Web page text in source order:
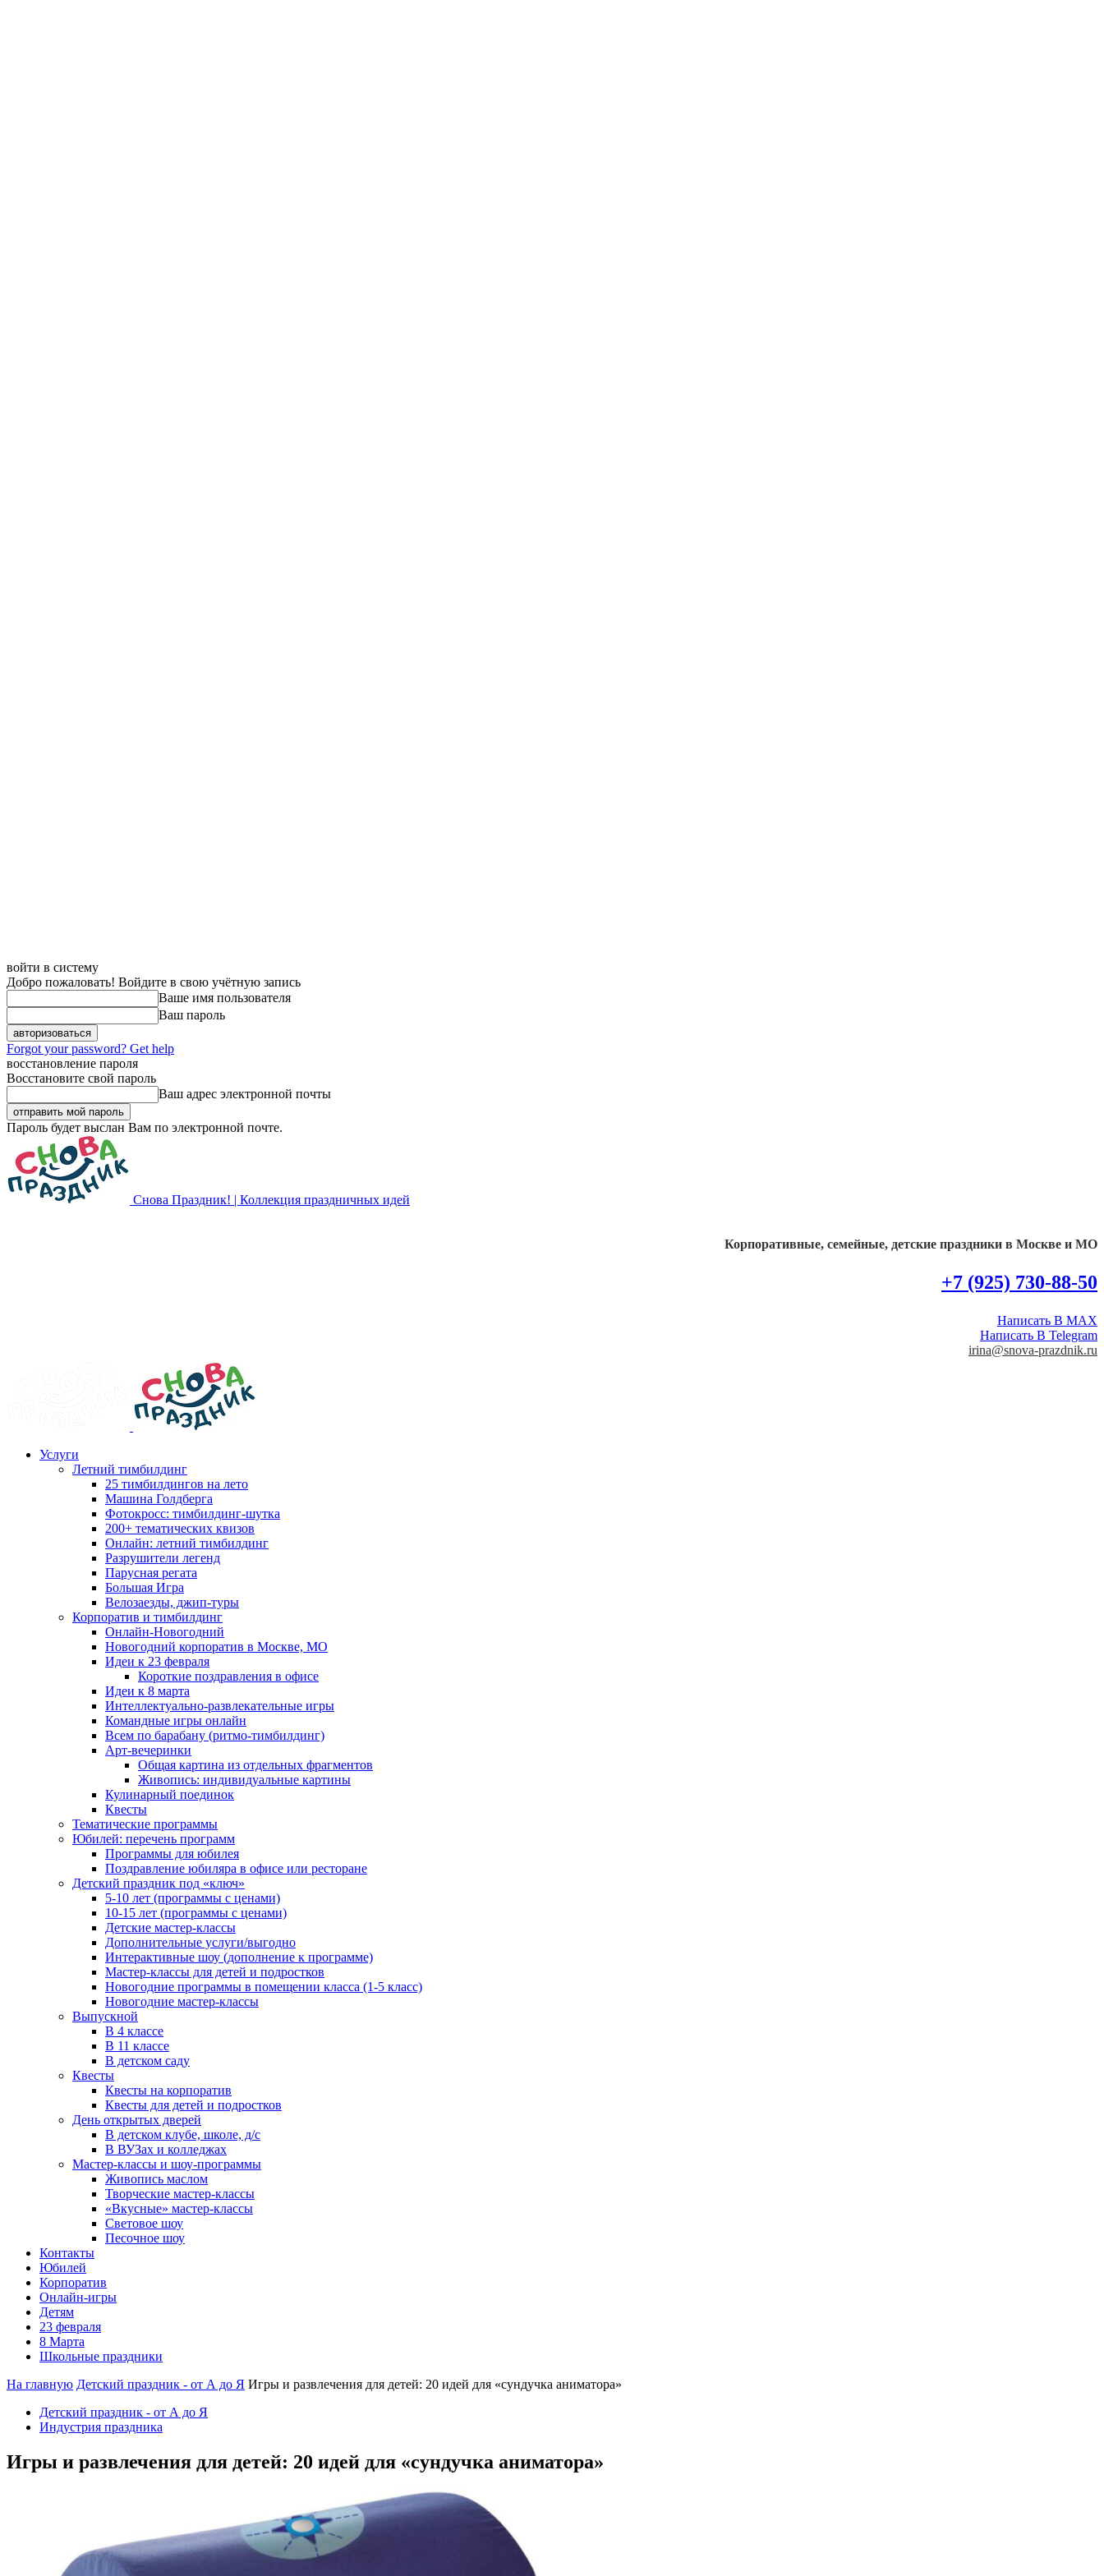
войти в систему
Добро пожаловать! Войдите в свою учётную запись
Ваше имя пользователя
Ваш пароль
Forgot your password? Get help
восстановление пароля
Восстановите свой пароль
Ваш адрес электронной почты
Пароль будет выслан Вам по электронной почте.
Снова Праздник! | Коллекция праздничных идей
Корпоративные, семейные, детские праздники в Москве и МО
+7 (925) 730-88-50
Написать В MAX
Написать В Telegram
irina@snova-prazdnik.ru
Услуги
Летний тимбилдинг
25 тимбилдингов на лето
Машина Голдберга
Фотокросс: тимбилдинг-шутка
200+ тематических квизов
Онлайн: летний тимбилдинг
Разрушители легенд
Парусная регата
Большая Игра
Велозаезды, джип-туры
Корпоратив и тимбилдинг
Онлайн-Новогодний
Новогодний корпоратив в Москве, МО
Идеи к 23 февраля
Короткие поздравления в офисе
Идеи к 8 марта
Интеллектуально-развлекательные игры
Командные игры онлайн
Всем по барабану (ритмо-тимбилдинг)
Арт-вечеринки
Общая картина из отдельных фрагментов
Живопись: индивидуальные картины
Кулинарный поединок
Квесты
Тематические программы
Юбилей: перечень программ
Программы для юбилея
Поздравление юбиляра в офисе или ресторане
Детский праздник под «ключ»
5-10 лет (программы с ценами)
10-15 лет (программы с ценами)
Детские мастер-классы
Дополнительные услуги/выгодно
Интерактивные шоу (дополнение к программе)
Мастер-классы для детей и подростков
Новогодние программы в помещении класса (1-5 класс)
Новогодние мастер-классы
Выпускной
В 4 классе
В 11 классе
В детском саду
Квесты
Квесты на корпоратив
Квесты для детей и подростков
День открытых дверей
В детском клубе, школе, д/с
В ВУЗах и колледжах
Мастер-классы и шоу-программы
Живопись маслом
Творческие мастер-классы
«Вкусные» мастер-классы
Световое шоу
Песочное шоу
Контакты
Юбилей
Корпоратив
Онлайн-игры
Детям
23 февраля
8 Марта
Школьные праздники
На главную Детский праздник - от А до Я Игры и развлечения для детей: 20 идей для «сундучка аниматора»
Детский праздник - от А до Я
Индустрия праздника
Игры и развлечения для детей: 20 идей для «сундучка аниматора»